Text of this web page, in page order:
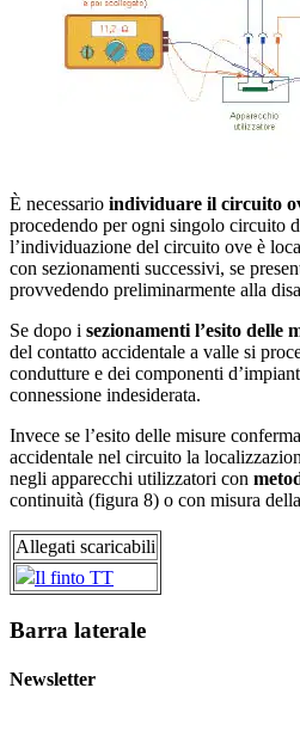
È necessario individuare il circuito
procedendo per ogni singolo circuito
l’individuazione del circuito ove è
con sezionamenti successivi, se
provvedendo preliminarmente alla
Se dopo i sezionamenti l’esito delle
del contatto accidentale a valle si
condutture e dei componenti
connessione indesiderata.
Invece se l’esito delle misure
accidentale nel circuito la
negli apparecchi utilizzatori con
continuità (figura 8) o con misura
Allegati scaricabili
Il finto TT
Barra laterale
Newsletter